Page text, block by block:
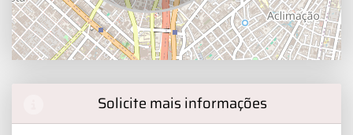
Solicite mais informações